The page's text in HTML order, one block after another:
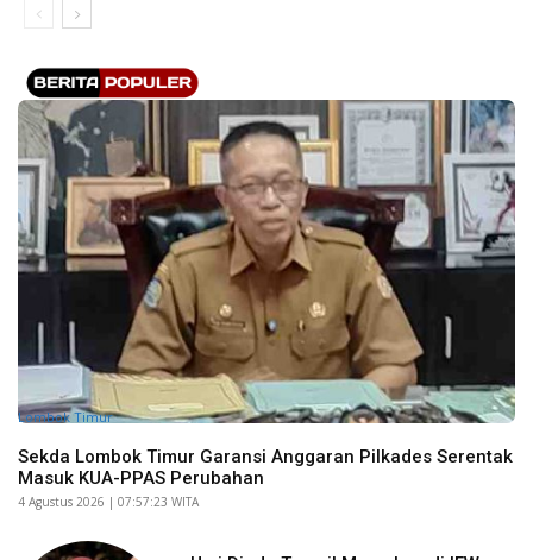
Lombok Timur
Sekda Lombok Timur Garansi Anggaran Pilkades Serentak
Masuk KUA-PPAS Perubahan
​4 Agustus 2026 | 07:57:23 WITA